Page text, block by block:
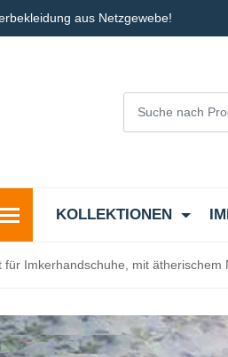
aus Netzgewebe!
KOLLEKTIONEN
für Imkerhandschuhe, mit ätherischem